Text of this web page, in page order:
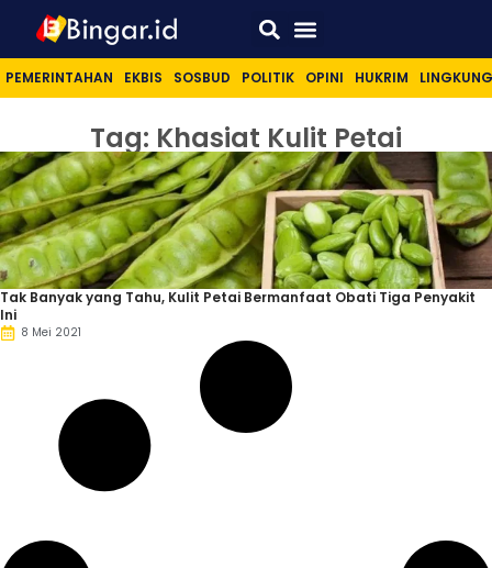
PEMERINTAHAN EKBIS SOSBUD POLITIK OPINI HUKRIM
Tag: Khasiat Kulit Petai
Tak Banyak yang Tahu, Kulit Petai Bermanfaat Obati Tiga Penyakit
Ini
8 Mei 2021